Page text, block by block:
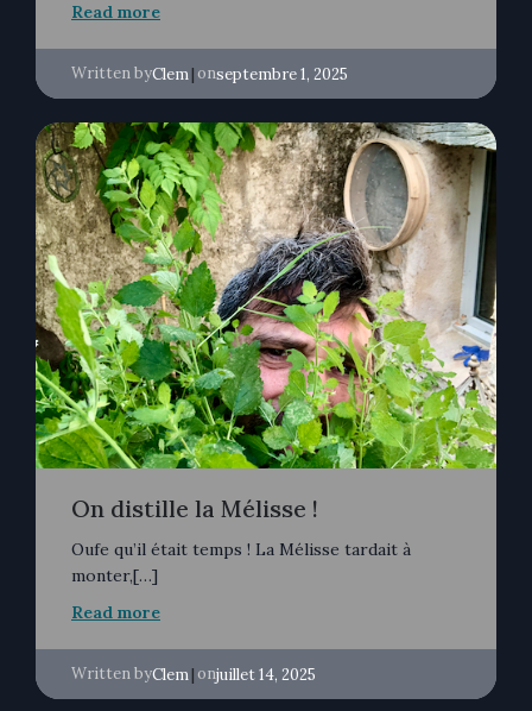
Read more
Written byClem| onseptembre 1, 2025
On distille la Mélisse !
Oufe qu’il était temps ! La Mélisse tardait à
monter,[…]
Read more
Written byClem| onjuillet 14, 2025